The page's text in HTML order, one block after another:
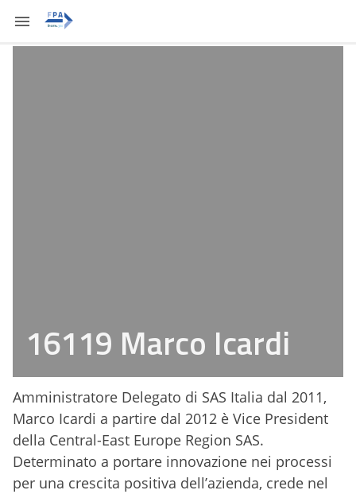
16119 Marco Icardi
Amministratore Delegato di SAS Italia dal 2011,
Marco Icardi a partire dal 2012 è Vice President
della Central-East Europe Region SAS.
Determinato a portare innovazione nei processi
per una crescita positiva dell’azienda, crede nel